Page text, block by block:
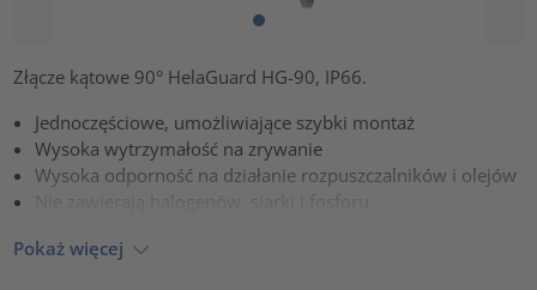
Złącze kątowe 90° HelaGuard HG-90, IP66.
Jednoczęściowe, umożliwiające szybki montaż
Wysoka wytrzymałość na zrywanie
Wysoka odporność na działanie rozpuszczalników i olejów
Nie zawierają halogenów, siarki i fosforu
Pokaż więcej